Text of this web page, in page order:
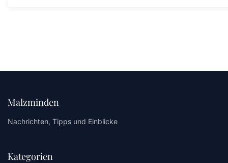
Malzminden
Nachrichten, Tipps und Einblicke
Kategorien